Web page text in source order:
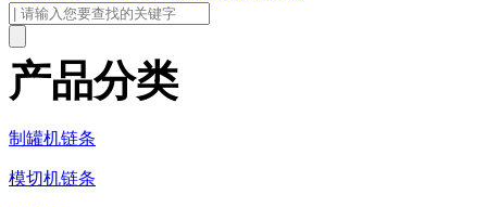
产品分类
制罐机链条
模切机链条